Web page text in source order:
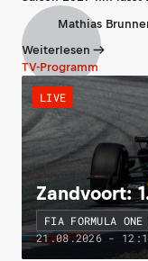
Mathias
Weiterlesen
TV-Programm
LIVE
Zandvoort:
FIA FORMULA ONE
21.08.2026 -